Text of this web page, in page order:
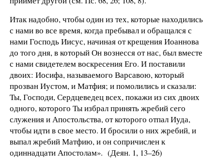
Итак надобно, чтобы один из тех, которые находились
с нами во все время, когда пребывал и обращался с
нами Господь Иисус, начиная от крещения Иоаннова
до того дня, в который Он вознесся от нас, был вместе
с нами свидетелем воскресения Его. И поставили
двоих: Иосифа, называемого Варсавою, который
прозван Иустом, и Матфия; и помолились и сказали:
Ты, Господи, Сердцеведец всех, покажи из сих двоих
одного, которого Ты избрал принять жребий сего
служения и Апостольства, от которого отпал Иуда,
чтобы идти в свое место. И бросили о них жребий, и
выпал жребий Матфию, и он сопричислен к
одиннадцати Апостолам». (Деян. 1, 13–26)